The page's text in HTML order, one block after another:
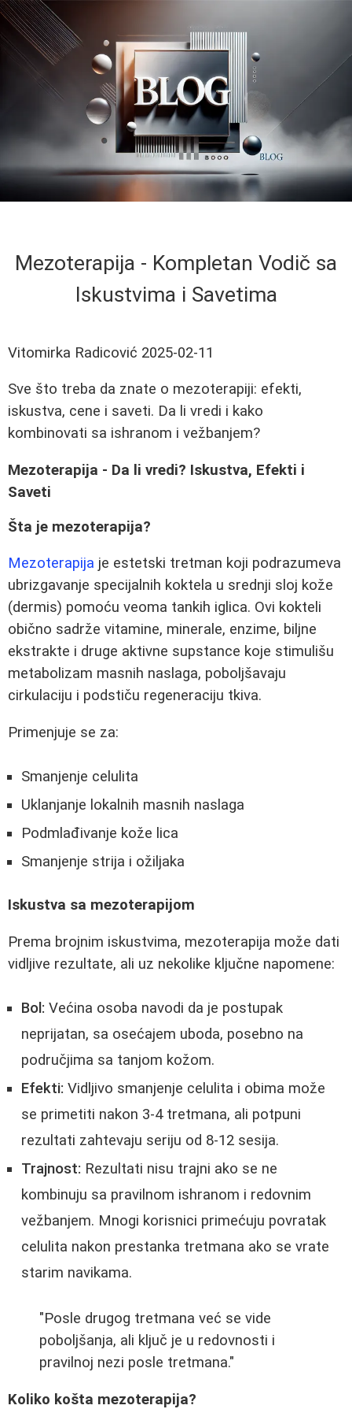
Mezoterapija - Kompletan Vodič sa
Iskustvima i Savetima
Vitomirka Radicović 2025-02-11
Sve što treba da znate o mezoterapiji: efekti,
iskustva, cene i saveti. Da li vredi i kako
kombinovati sa ishranom i vežbanjem?
Mezoterapija - Da li vredi? Iskustva, Efekti i
Saveti
Šta je mezoterapija?
Mezoterapija je estetski tretman koji podrazumeva
ubrizgavanje specijalnih koktela u srednji sloj kože
(dermis) pomoću veoma tankih iglica. Ovi kokteli
obično sadrže vitamine, minerale, enzime, biljne
ekstrakte i druge aktivne supstance koje stimulišu
metabolizam masnih naslaga, poboljšavaju
cirkulaciju i podstiču regeneraciju tkiva.
Primenjuje se za:
Smanjenje celulita
Uklanjanje lokalnih masnih naslaga
Podmlađivanje kože lica
Smanjenje strija i ožiljaka
Iskustva sa mezoterapijom
Prema brojnim iskustvima, mezoterapija može dati
vidljive rezultate, ali uz nekolike ključne napomene:
Bol: Većina osoba navodi da je postupak
neprijatan, sa osećajem uboda, posebno na
područjima sa tanjom kožom.
Efekti: Vidljivo smanjenje celulita i obima može
se primetiti nakon 3-4 tretmana, ali potpuni
rezultati zahtevaju seriju od 8-12 sesija.
Trajnost: Rezultati nisu trajni ako se ne
kombinuju sa pravilnom ishranom i redovnim
vežbanjem. Mnogi korisnici primećuju povratak
celulita nakon prestanka tretmana ako se vrate
starim navikama.
"Posle drugog tretmana već se vide
poboljšanja, ali ključ je u redovnosti i
pravilnoj nezi posle tretmana."
Koliko košta mezoterapija?